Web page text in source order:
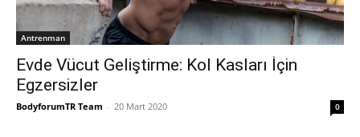
Antrenman
Evde Vücut Geliştirme: Kol Kasları İçin
Egzersizler
BodyforumTR Team - 20 Mart 2020 0